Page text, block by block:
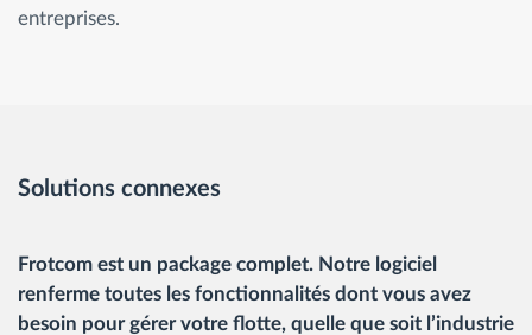
entreprises.
Solutions connexes
Frotcom est un package complet. Notre logiciel
renferme toutes les fonctionnalités dont vous avez
besoin pour gérer votre flotte, quelle que soit l’industrie